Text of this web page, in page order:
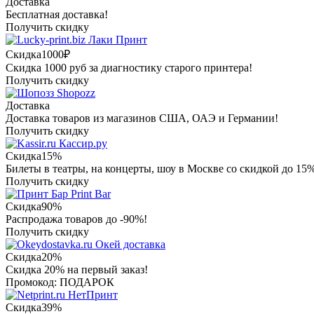
Бесплатная доставка!
Получить скидку
Лаки Принт
Скидка1000₽
Скидка 1000 руб за диагностику старого принтера!
Получить скидку
Shopozz
Доставка
Доставка товаров из магазинов США, ОАЭ и Германии!
Получить скидку
Кассир.ру
Скидка15%
Билеты в театры, на концерты, шоу в Москве со скидкой до
Получить скидку
Print Bar
Скидка90%
Распродажа товаров до -90%!
Получить скидку
Окей доставка
Скидка20%
Скидка 20% на первый заказ!
Промокод: ПОДАРОК
НетПринт
Скидка39%